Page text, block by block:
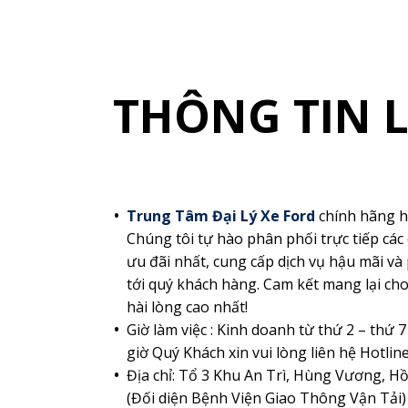
THÔNG TIN
Trung Tâm Đại Lý Xe Ford chính hãng
Chúng tôi tự hào phân phối trực tiếp các
ưu đãi nhất, cung cấp dịch vụ hậu mãi
tới quý khách hàng. Cam kết mang lại
hài lòng cao nhất!
Giờ làm việc : Kinh doanh từ thứ 2 – thứ
giờ Quý Khách xin vui lòng liên hệ
Địa chỉ: Tổ 3 Khu An Trì, Hùng Vương,
(Đối diện Bệnh Viện Giao Thông Vận Tải)